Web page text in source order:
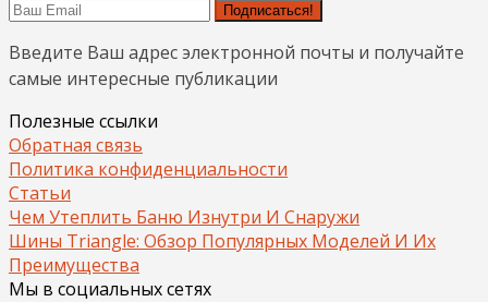
Подписаться!
Введите Ваш адрес электронной почты и получайте
самые интересные публикации
Полезные ссылки
Обратная связь
Политика конфиденциальности
Статьи
Чем Утеплить Баню Изнутри И Снаружи
Шины Triangle: Обзор Популярных Моделей И Их
Преимущества
Мы в социальных сетях